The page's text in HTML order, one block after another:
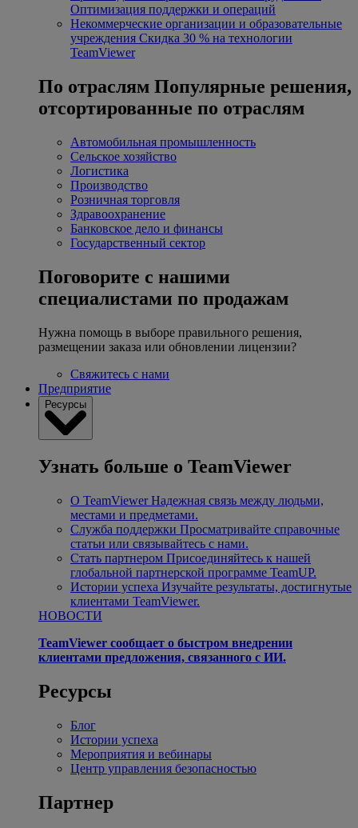
Оптимизация поддержки и операций
Некоммерческие организации и образовательные
учреждения Скидка 30 % на технологии
TeamViewer
По отраслям Популярные решения,
отсортированные по отраслям
Автомобильная промышленность
Сельское хозяйство
Логистика
Производство
Розничная торговля
Здравоохранение
Банковское дело и финансы
Государственный сектор
Поговорите с нашими
специалистами по продажам
Нужна помощь в выборе правильного решения,
размещении заказа или обновлении лицензии?
Свяжитесь с нами
Предприятие
Ресурсы
Узнать больше о TeamViewer
О TeamViewer Надежная связь между людьми,
местами и предметами.
Служба поддержки Просматривайте справочные
статьи или связывайтесь с нами.
Стать партнером Присоединяйтесь к нашей
глобальной партнерской программе TeamUP.
Истории успеха Изучайте результаты, достигнутые
клиентами TeamViewer.
НОВОСТИ
TeamViewer сообщает о быстром внедрении
клиентами предложения, связанного с ИИ.
Ресурсы
Блог
Истории успеха
Мероприятия и вебинары
Центр управления безопасностью
Партнер